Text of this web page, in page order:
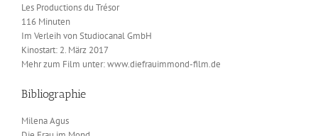
Les Productions du Trésor
116 Minuten
Im Verleih von Studiocanal GmbH
Kinostart: 2. März 2017
Mehr zum Film unter: www.diefrauimmond-film.de
Bibliographie
Milena Agus